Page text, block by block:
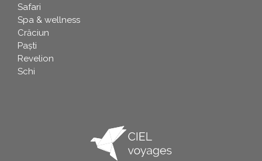
Safari
Spa & wellness
Crăciun
Paşti
Revelion
Schi